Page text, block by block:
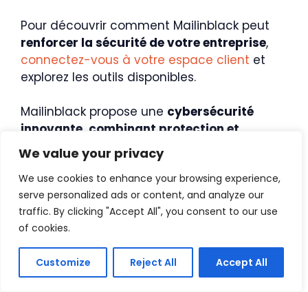
We value your privacy
We use cookies to enhance your browsing experience,
serve personalized ads or content, and analyze our
traffic. By clicking "Accept All", you consent to our use
of cookies.
Customize Reject All Accept All
Pour découvrir comment Mailinblack peut
renforcer la sécurité de votre entreprise,
connectez-vous à votre espace client et
explorez les outils disponibles.
Mailinblack propose une cybersécurité
innovante, combinant protection et
sensibilisation
. En tant qu’éditeur français
souverain, ilsécurise 24 000 clients
de satisfaction) via une approche 360°
ciblant le risque humain (90 % des
attaques). Avec son trio Protection,
Sensibilisation, Formation, c’est un
partenaire stratégique pourrenforcer la
cybersécurité tout en valorisant la